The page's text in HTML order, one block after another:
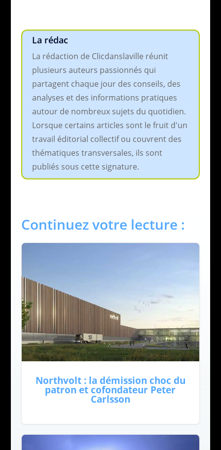
La rédac
La rédaction de Clicdanslaville réunit
plusieurs auteurs passionnés qui
partagent chaque jour des conseils, des
analyses et des informations pratiques
autour de nombreux sujets du quotidien.
Lorsque certains articles sont le fruit d'un
travail éditorial collectif ou couvrent des
thématiques transversales, ils sont
publiés sous cette signature.
Continuez votre lecture :
Northvolt : la démission choc du
patron et cofondateur Peter
Carlsson